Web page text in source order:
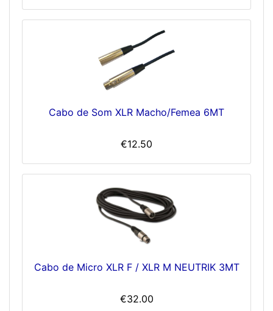
Cabo de Som XLR Macho/Femea 6MT
€12.50
Cabo de Micro XLR F / XLR M NEUTRIK 3MT
€32.00